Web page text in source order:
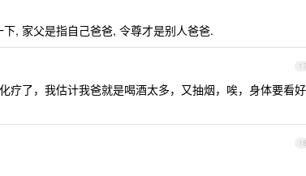
, 家父是指自己爸爸, 令尊才是别人爸爸.
17
疗了，我估计我爸就是喝酒太多，又抽烟，唉，身体要看好
18